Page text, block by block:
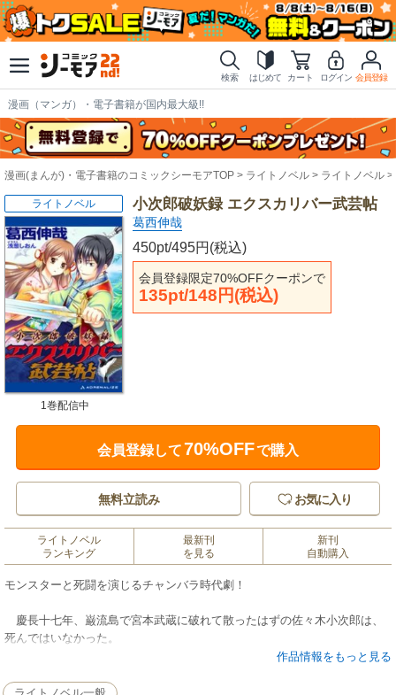
検索 はじめて カート ログイン 会員登録
漫画（マンガ）・電子書籍が国内最大級!!
漫画(まんが)・電子書籍のコミックシーモアTOP ライトノベル ライトノベル
小次郎破妖録 エクスカリバー武芸帖
葛西伸哉
450pt/495円(税込)
会員登録限定70%OFFクーポンで
135pt/148円(税込)
ライトノベル
1巻配信中
会員登録して70%OFFで購入
無料立読み お気に入り
ライトノベル
ランキング
最新刊
を見る
新刊
自動購入
モンスターと死闘を演じるチャンバラ時代劇！
慶長十七年、巌流島で宮本武蔵に破れて散ったはずの佐々木小次郎は、
死んではいなかった。
この果たし合いをお膳立てした豊前小倉藩の前藩主細川忠興の背後に不
だ。
作品情報をもっと見る